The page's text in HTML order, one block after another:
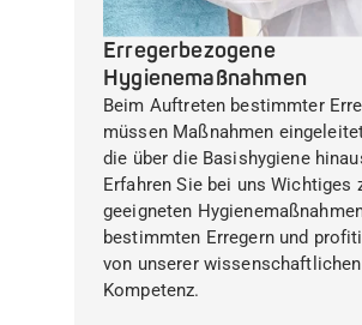
Erregerbezogene
Hygienemaßnahmen
Beim Auftreten bestimmter
müssen Maßnahmen
die über die Basishygiene
Erfahren Sie bei uns Wichtiges
geeigneten
bestimmten Erregern und
von unserer wissenschaftlichen
Kompetenz.